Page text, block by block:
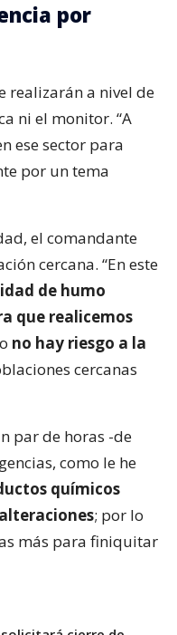
por
realizarán a nivel de
ni el monitor. “A
ese sector para
por un tema
el comandante
cercana. “En este
de humo
que realicemos
no hay riesgo a la
cercanas
par de horas -de
como le he
químicos
; por lo
más para finiquitar